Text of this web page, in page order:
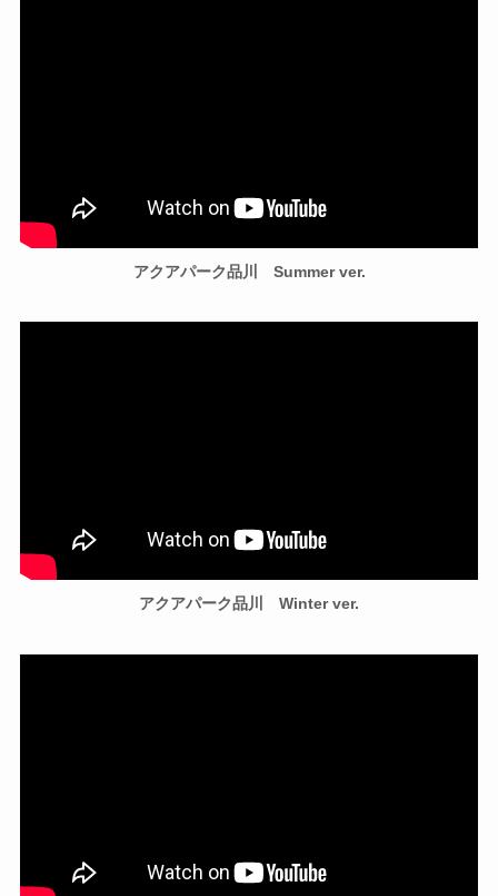
アクアパーク品川 Summer ver.
アクアパーク品川 Winter ver.